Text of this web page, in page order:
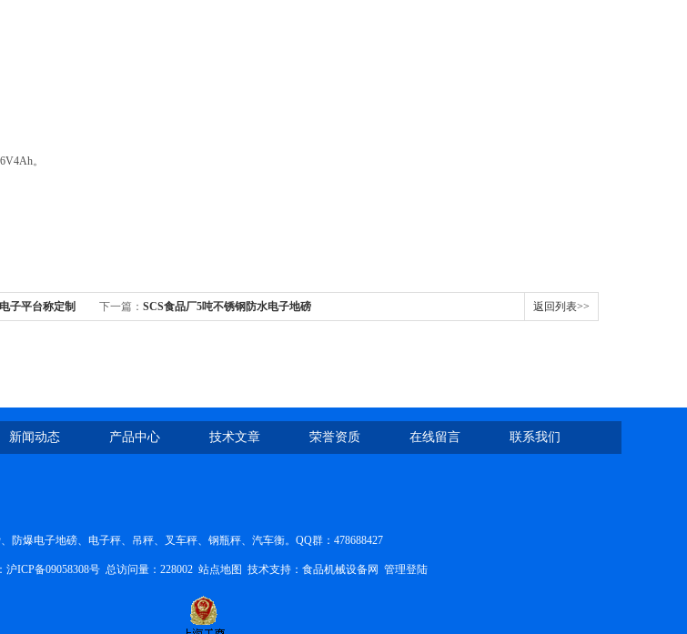
。
子平台称定制 下一篇： SCS食品厂5吨不锈钢防水电子地磅 返回列表>>
新闻动态 产品中心 技术文章 荣誉资质 在线留言 联系我们
防爆电子地磅、电子秤、吊秤、叉车秤、钢瓶秤、汽车衡。QQ群：478688427
沪ICP备09058308号 总访问量：228002 站点地图 技术支持： 食品机械设备网 管理登陆